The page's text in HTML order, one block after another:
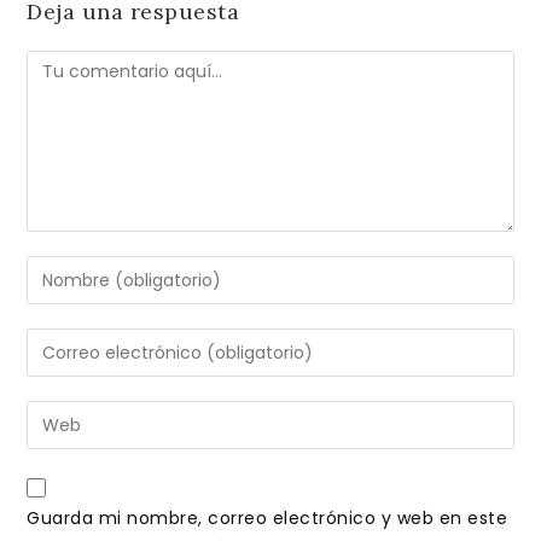
Deja una respuesta
Comentario
Introduce
tu
nombre
de
usuario
para
comentar
Introduce
tu
dirección
de
electrónico
para
Introduce
la
URL
de
Guarda mi nombre, correo electrónico y web en este